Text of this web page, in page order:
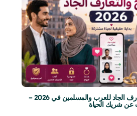
أفضل مواقع الزواج والتعارف الجاد للعرب والمسلمين في 2026 –
عن شريك الحياة